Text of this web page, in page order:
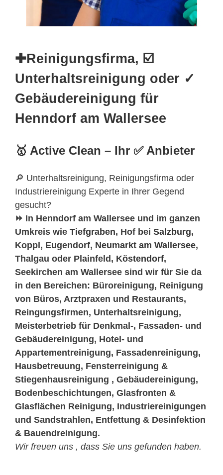
✚Reinigungsfirma, ☑️
Unterhaltsreinigung oder ✓
Gebäudereinigung für
Henndorf am Wallersee
🥇 Active Clean – Ihr ✅ Anbieter
🔎 Unterhaltsreinigung, Reinigungsfirma oder
Industriereinigung Experte in Ihrer Gegend
gesucht?
⏩ In Henndorf am Wallersee und im ganzen
Umkreis wie Tiefgraben, Hof bei Salzburg,
Koppl, Eugendorf, Neumarkt am Wallersee,
Thalgau oder Plainfeld, Köstendorf,
Seekirchen am Wallersee sind wir für Sie da
in den Bereichen: Büroreinigung, Reinigung
von Büros, Arztpraxen und Restaurants,
Reingungsfirmen, Unterhaltsreinigung,
Meisterbetrieb für Denkmal-, Fassaden- und
Gebäudereinigung, Hotel- und
Appartementreinigung, Fassadenreinigung,
Hausbetreuung, Fensterreinigung &
Stiegenhausreinigung , Gebäudereinigung,
Bodenbeschichtungen, Glasfronten &
Glasflächen Reinigung, Industriereinigungen
und Sandstrahlen, Entfettung & Desinfektion
& Bauendreinigung.
Wir freuen uns , dass Sie uns gefunden haben.